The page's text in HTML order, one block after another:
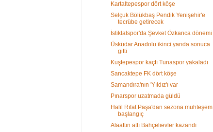
Kartaltepespor dört köşe
Selçuk Bölükbaş Pendik Yenişehir'e
tecrübe getirecek
İstiklalspor'da Şevket Özkanca dönemi
Üsküdar Anadolu ikinci yarıda sonuca
gitti
Kuştepespor kaçtı Tunaspor yakaladı
Sancaktepe FK dört köşe
Samandıra'nın 'Yıldız'ı var
Pınarspor uzatmada güldü
Halil Rıfat Paşa'dan sezona muhteşem
başlangıç
Alaattin attı Bahçelievler kazandı